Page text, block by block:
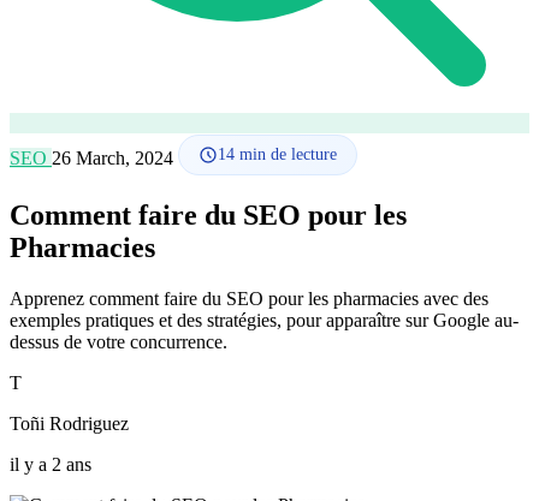
SEO 26 March, 2024 14 min de lecture
Comment faire du SEO pour les
Pharmacies
Apprenez comment faire du SEO pour les pharmacies avec des
exemples pratiques et des stratégies, pour apparaître sur Google au-
dessus de votre concurrence.
T
Toñi Rodriguez
il y a 2 ans